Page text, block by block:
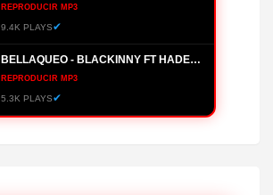
REPRODUCIR MP3
9.4K PLAYS✔
BELLAQUEO - BLACKINNY FT HADES66
REPRODUCIR MP3
5.3K PLAYS✔